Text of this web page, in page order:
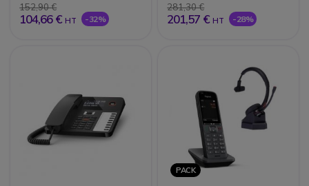
152,90 €
104,66 € HT -32%
281,30 €
201,57 € HT -28%
PACK